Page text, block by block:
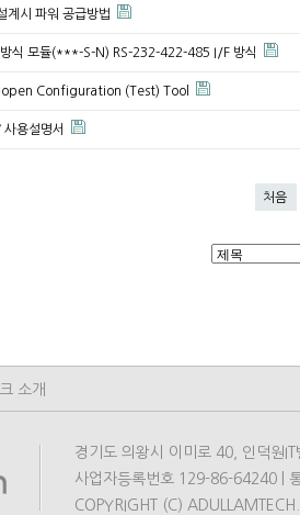
계시 파워 공급방법
식 모듈(***-S-N) RS-232-422-485 I/F 방식
Configuration (Test) Tool
용설명서
처음
소개
경기도 의왕시 이미로 40, 인덕원
사업자등록번호 129-86-64240 |
COPYRIGHT (C)